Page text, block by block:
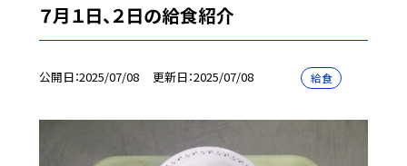
７月１日、２日の給食紹介
公開日 2025/07/08 更新日 2025/07/08 給食